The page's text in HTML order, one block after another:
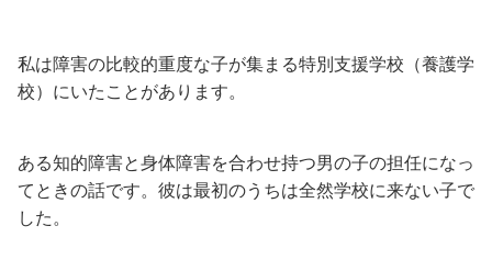
私は障害の比較的重度な子が集まる特別支援学校（養護学
校）にいたことがあります。
ある知的障害と身体障害を合わせ持つ男の子の担任になっ
てときの話です。彼は最初のうちは全然学校に来ない子で
した。